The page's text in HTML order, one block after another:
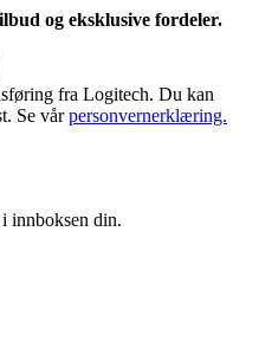
og eksklusive fordeler.
fra Logitech. Du kan
Se vårpersonvernerklæring.
innboksen din.